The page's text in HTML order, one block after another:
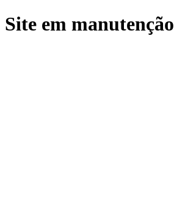
Site em manutenção